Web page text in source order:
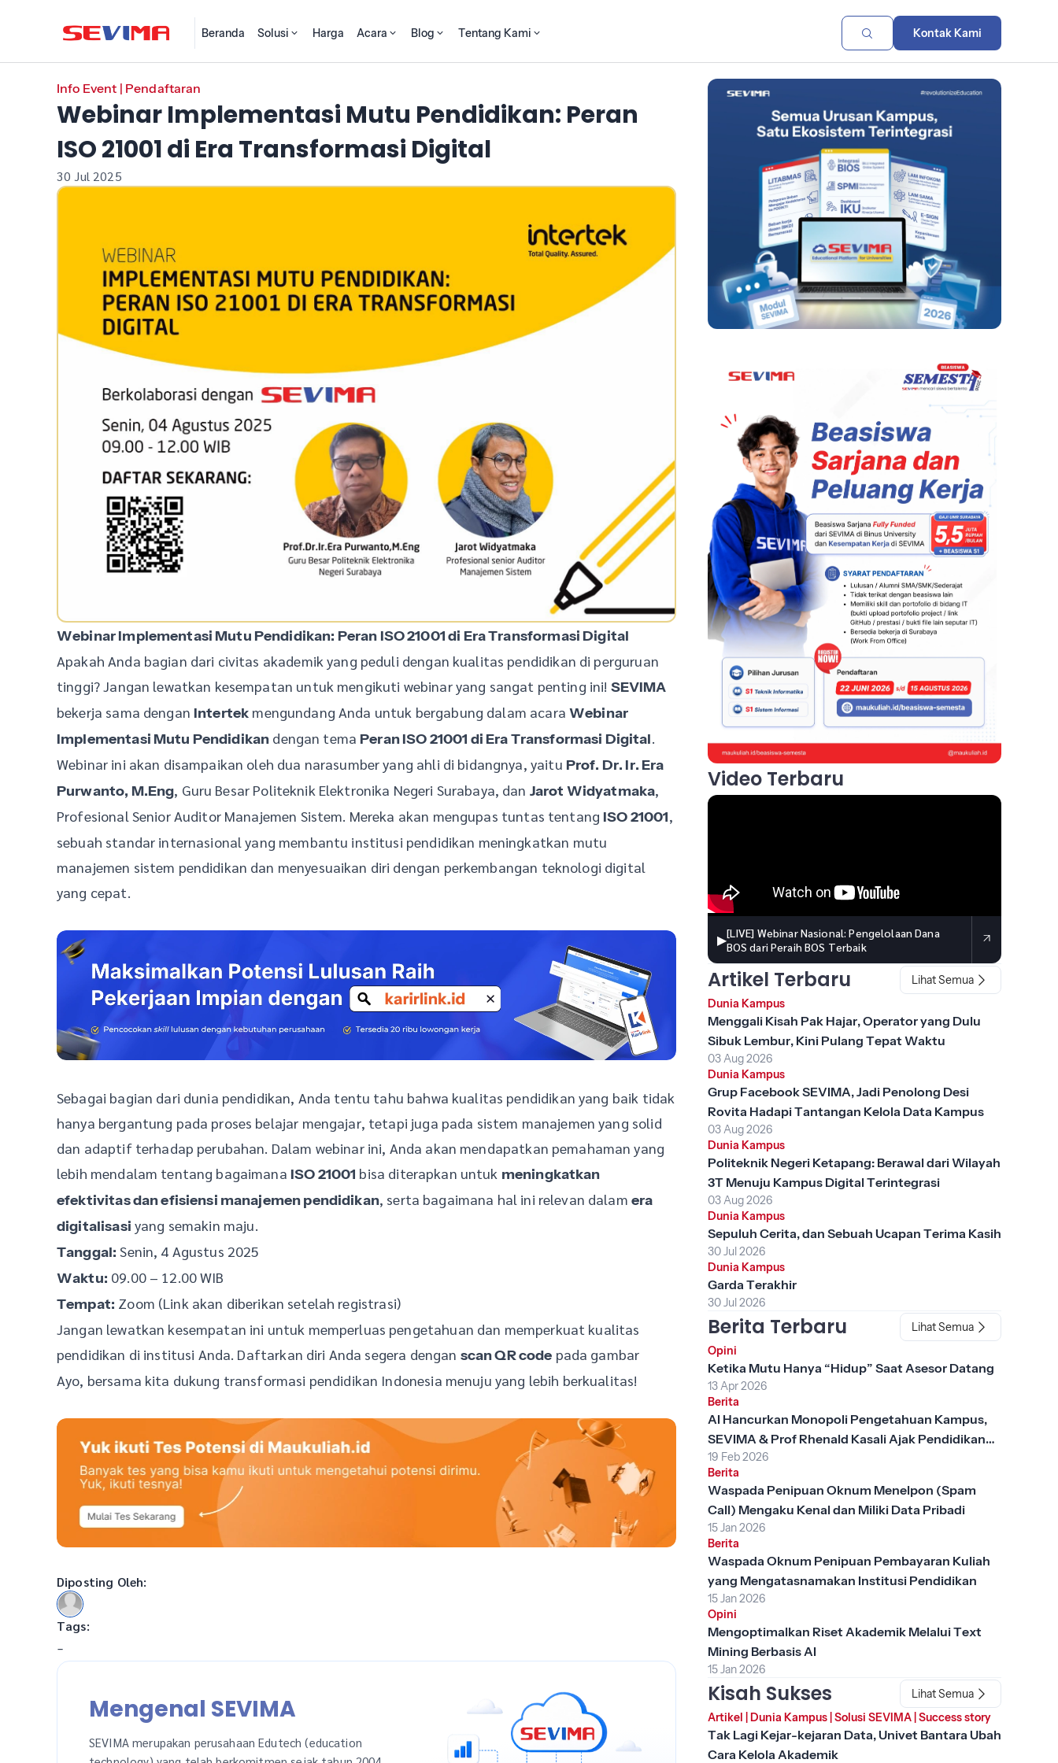
Beranda Solusi Harga Acara Blog Tentang Kami Kontak Kami
Info Event | Pendaftaran
Webinar Implementasi Mutu Pendidikan: Peran
ISO 21001 di Era Transformasi Digital
30 Jul 2025
Webinar Implementasi Mutu Pendidikan: Peran ISO 21001 di Era Transformasi Digital
Apakah Anda bagian dari civitas akademik yang peduli dengan kualitas pendidikan di perguruan
tinggi? Jangan lewatkan kesempatan untuk mengikuti webinar yang sangat penting ini! SEVIMA
bekerja sama dengan Intertek mengundang Anda untuk bergabung dalam acara Webinar
Implementasi Mutu Pendidikan dengan tema Peran ISO 21001 di Era Transformasi Digital.
Webinar ini akan disampaikan oleh dua narasumber yang ahli di bidangnya, yaitu Prof. Dr. Ir. Era
Purwanto, M.Eng, Guru Besar Politeknik Elektronika Negeri Surabaya, dan Jarot Widyatmaka,
Profesional Senior Auditor Manajemen Sistem. Mereka akan mengupas tuntas tentang ISO 21001,
sebuah standar internasional yang membantu institusi pendidikan meningkatkan mutu
manajemen sistem pendidikan dan menyesuaikan diri dengan perkembangan teknologi digital
yang cepat.
Sebagai bagian dari dunia pendidikan, Anda tentu tahu bahwa kualitas pendidikan yang baik tidak
hanya bergantung pada proses belajar mengajar, tetapi juga pada sistem manajemen yang solid
dan adaptif terhadap perubahan. Dalam webinar ini, Anda akan mendapatkan pemahaman yang
lebih mendalam tentang bagaimana ISO 21001 bisa diterapkan untuk meningkatkan
efektivitas dan efisiensi manajemen pendidikan, serta bagaimana hal ini relevan dalam era
digitalisasi yang semakin maju.
Tanggal: Senin, 4 Agustus 2025
Waktu: 09.00 – 12.00 WIB
Tempat: Zoom (Link akan diberikan setelah registrasi)
Jangan lewatkan kesempatan ini untuk memperluas pengetahuan dan memperkuat kualitas
pendidikan di institusi Anda. Daftarkan diri Anda segera dengan scan QR code pada gambar
Ayo, bersama kita dukung transformasi pendidikan Indonesia menuju yang lebih berkualitas!
Diposting Oleh:
Tags:
-
Mengenal SEVIMA
SEVIMA merupakan perusahaan Edutech (education
Video Terbaru
▶[LIVE] Webinar Nasional: Pengelolaan Dana
BOS dari Peraih BOS Terbaik
Artikel Terbaru
Lihat Semua
Dunia Kampus
Menggali Kisah Pak Hajar, Operator yang Dulu
Sibuk Lembur, Kini Pulang Tepat Waktu
03 Aug 2026
Dunia Kampus
Grup Facebook SEVIMA, Jadi Penolong Desi
Rovita Hadapi Tantangan Kelola Data Kampus
03 Aug 2026
Dunia Kampus
Politeknik Negeri Ketapang: Berawal dari Wilayah
3T Menuju Kampus Digital Terintegrasi
03 Aug 2026
Dunia Kampus
Sepuluh Cerita, dan Sebuah Ucapan Terima Kasih
30 Jul 2026
Dunia Kampus
Garda Terakhir
30 Jul 2026
Berita Terbaru
Lihat Semua
Opini
Ketika Mutu Hanya “Hidup” Saat Asesor Datang
13 Apr 2026
Berita
AI Hancurkan Monopoli Pengetahuan Kampus,
SEVIMA & Prof Rhenald Kasali Ajak Pendidikan
Tinggi Berubah
19 Feb 2026
Berita
Waspada Penipuan Oknum Menelpon (Spam
Call) Mengaku Kenal dan Miliki Data Pribadi
15 Jan 2026
Berita
Waspada Oknum Penipuan Pembayaran Kuliah
yang Mengatasnamakan Institusi Pendidikan
15 Jan 2026
Opini
Mengoptimalkan Riset Akademik Melalui Text
Mining Berbasis AI
15 Jan 2026
Kisah Sukses
Lihat Semua
Artikel Dunia Kampus| Solusi SEVIMA| Success story
Tak Lagi Kejar-kejaran Data, Univet Bantara Ubah
Cara Kelola Akademik